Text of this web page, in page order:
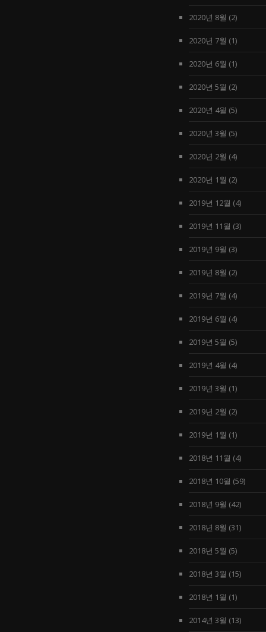
2020년 8월 (2)
2020년 7월 (1)
2020년 6월 (1)
2020년 5월 (2)
2020년 4월 (5)
2020년 3월 (5)
2020년 2월 (4)
2020년 1월 (2)
2019년 12월 (4)
2019년 11월 (3)
2019년 9월 (3)
2019년 8월 (2)
2019년 7월 (4)
2019년 6월 (4)
2019년 5월 (5)
2019년 4월 (4)
2019년 3월 (1)
2019년 2월 (2)
2019년 1월 (1)
2018년 11월 (4)
2018년 10월 (59)
2018년 9월 (42)
2018년 8월 (31)
2018년 5월 (5)
2018년 3월 (15)
2018년 1월 (1)
2014년 3월 (13)